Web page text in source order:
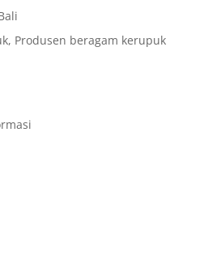
Produsen beragam kerupuk